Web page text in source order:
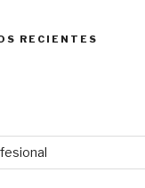
RECIENTES